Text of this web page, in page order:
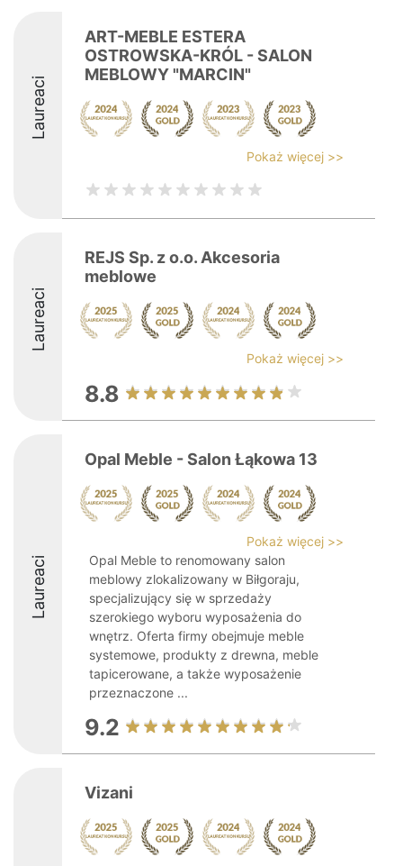
Laureaci
ART-MEBLE ESTERA
OSTROWSKA-KRÓL - SALON
MEBLOWY "MARCIN"
Pokaż więcej >>
Laureaci
REJS Sp. z o.o. Akcesoria
meblowe
Pokaż więcej >>
8.8
Laureaci
Opal Meble - Salon Łąkowa 13
Pokaż więcej >>
Opal Meble to renomowany salon
meblowy zlokalizowany w Biłgoraju,
specjalizujący się w sprzedaży
szerokiego wyboru wyposażenia do
wnętrz. Oferta firmy obejmuje meble
systemowe, produkty z drewna, meble
tapicerowane, a także wyposażenie
przeznaczone ...
9.2
Vizani